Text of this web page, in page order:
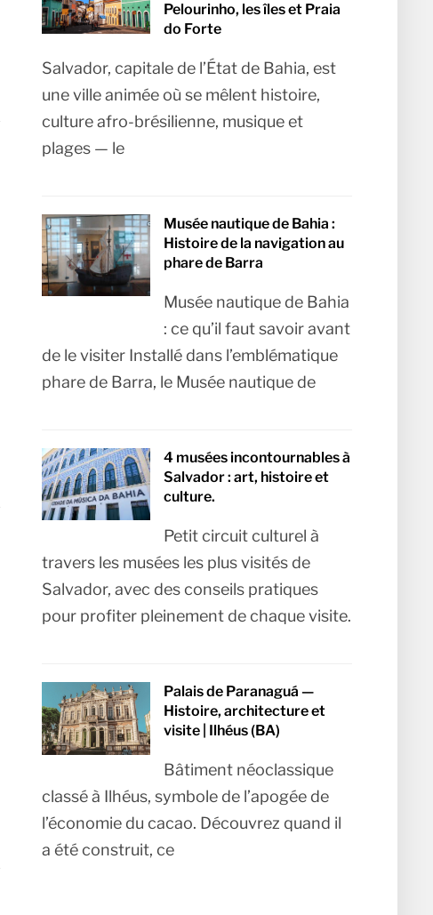
Pelourinho, les îles et Praia
do Forte
Salvador, capitale de l’État de Bahia, est
une ville animée où se mêlent histoire,
culture afro-brésilienne, musique et
plages — le
Musée nautique de Bahia :
Histoire de la navigation au
phare de Barra
Musée nautique de Bahia
: ce qu’il faut savoir avant
de le visiter Installé dans l’emblématique
phare de Barra, le Musée nautique de
4 musées incontournables à
Salvador : art, histoire et
culture.
Petit circuit culturel à
travers les musées les plus visités de
Salvador, avec des conseils pratiques
pour profiter pleinement de chaque visite.
Palais de Paranaguá —
Histoire, architecture et
visite | Ilhéus (BA)
Bâtiment néoclassique
classé à Ilhéus, symbole de l’apogée de
l’économie du cacao. Découvrez quand il
a été construit, ce